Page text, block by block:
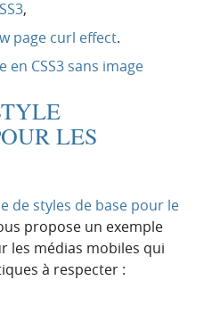
,
page curl effect.
en CSS3 sans image
LES
de styles de base pour le
propose un exemple
les médias mobiles qui
à respecter :